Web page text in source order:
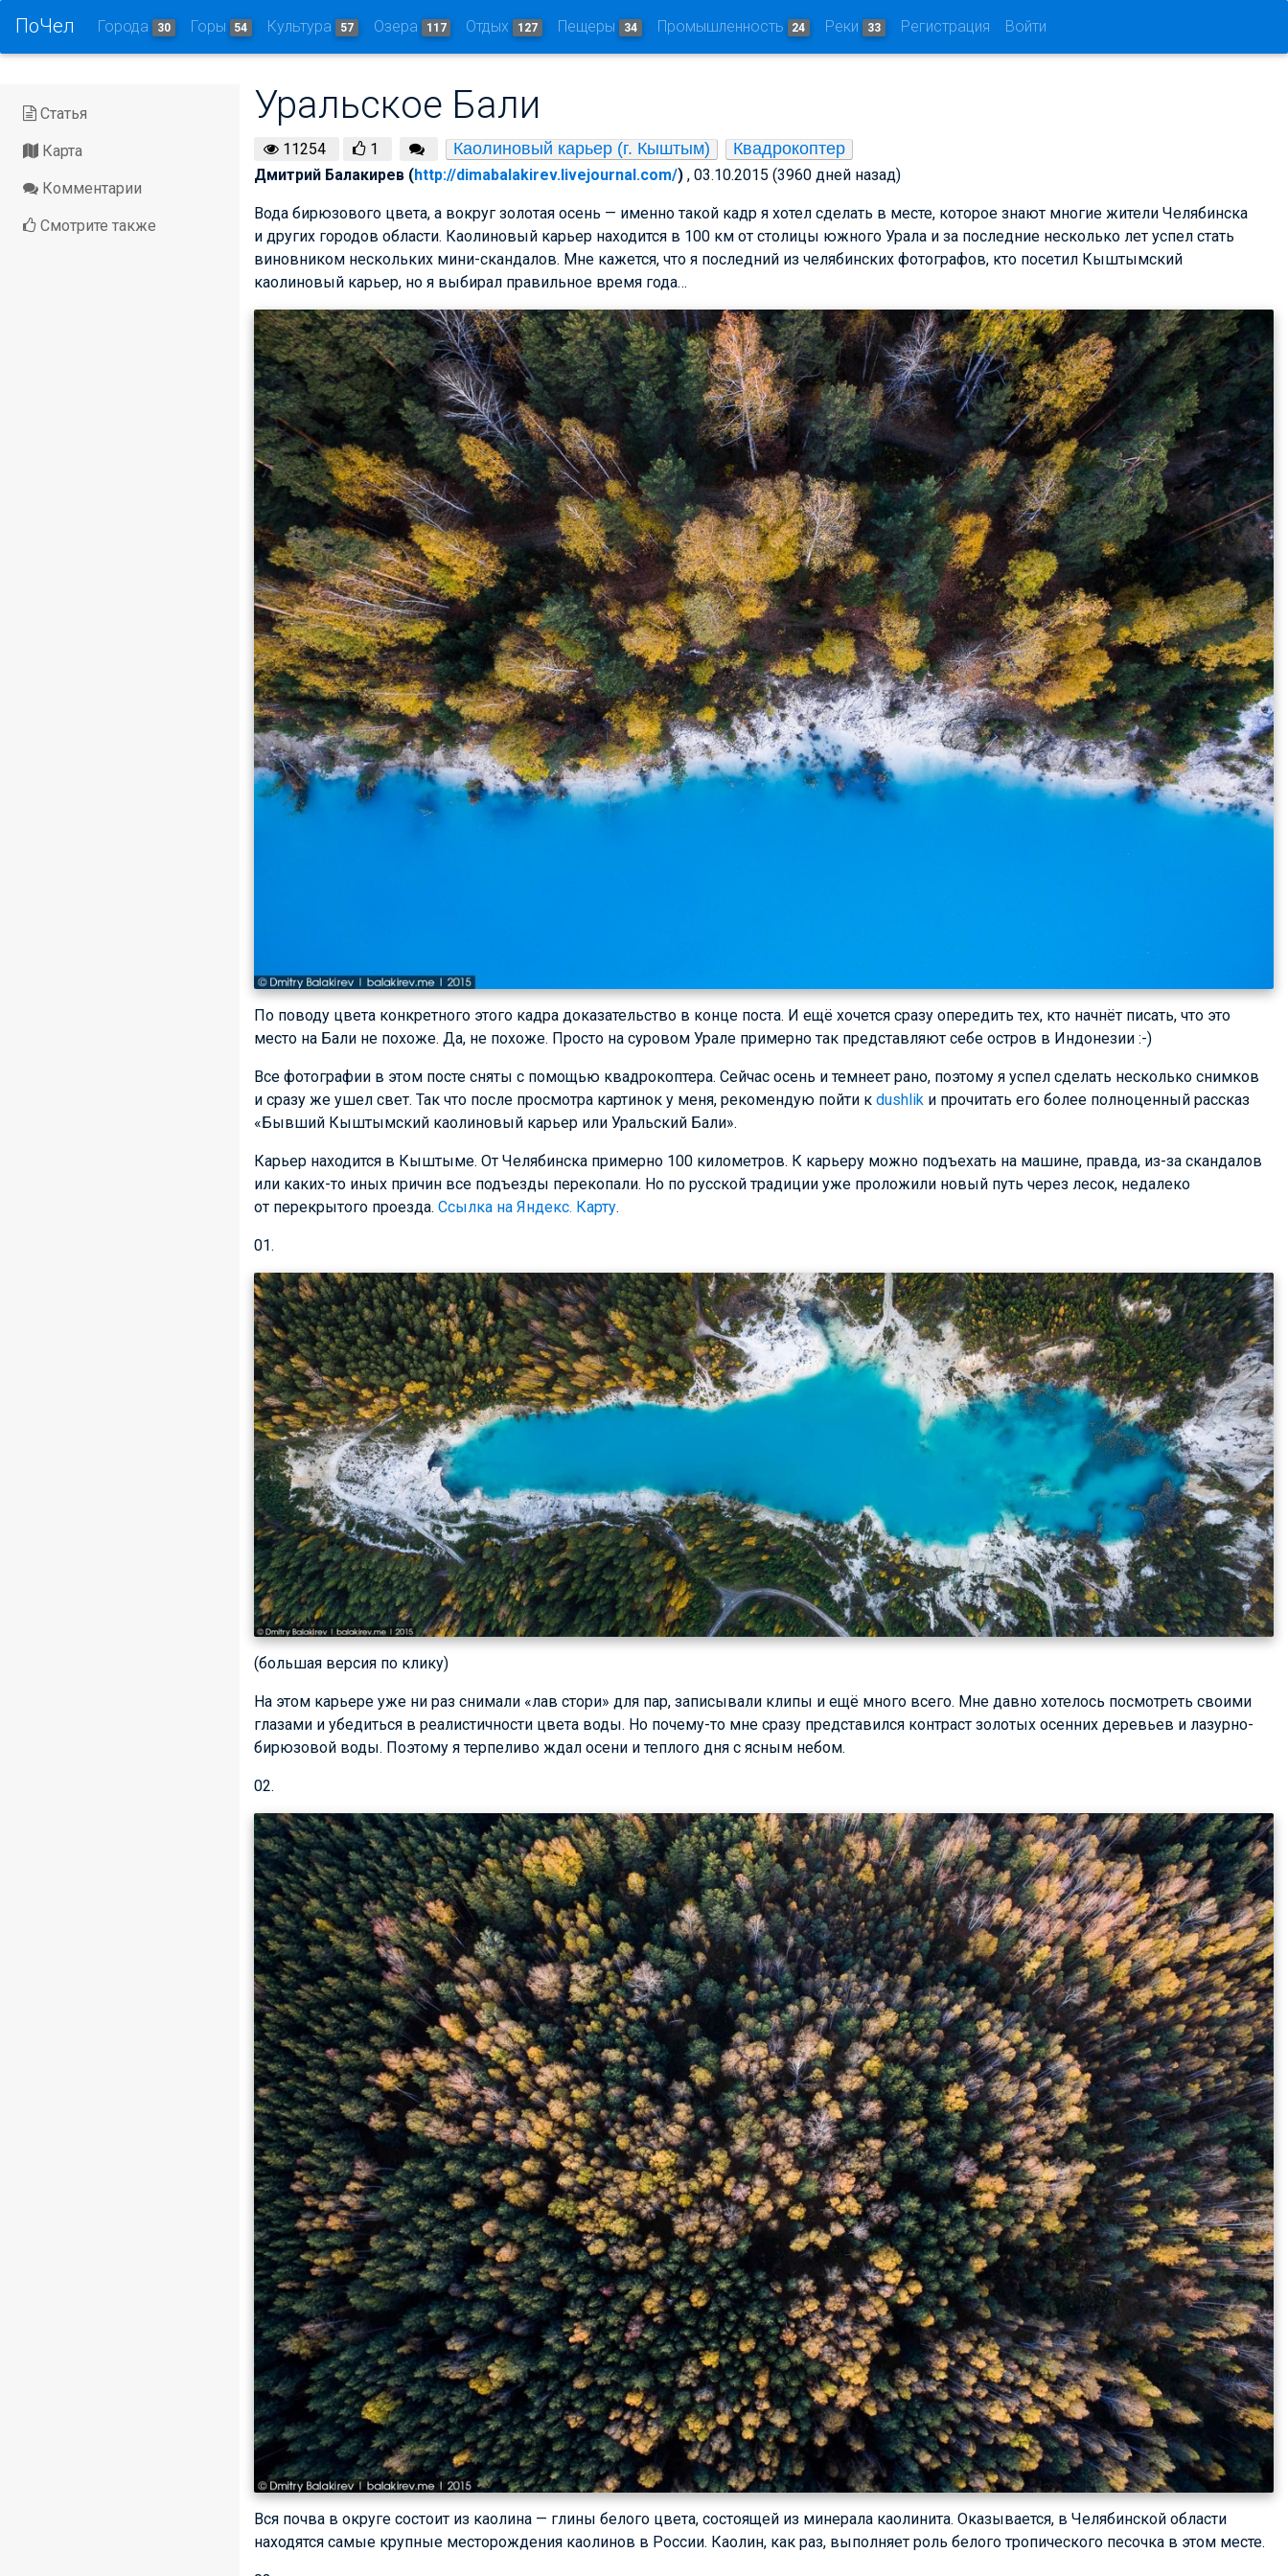
ПоЧел Города 30 Горы 54 Культура 57 Озера 117 Отдых 127 Пещеры 34 Промышленность 24 Реки 33 Регистрация Войти
Статья
Карта
Комментарии
Смотрите также
Уральское Бали
11254 1 Каолиновый карьер (г. Кыштым) Квадрокоптер
Дмитрий Балакирев (http://dimabalakirev.livejournal.com/) , 03.10.2015 (3960 дней назад)
Вода бирюзового цвета, а вокруг золотая осень — именно такой кадр я хотел сделать в месте, которое знают многие жители Челябинска
и других городов области. Каолиновый карьер находится в 100 км от столицы южного Урала и за последние несколько лет успел стать
виновником нескольких мини-скандалов. Мне кажется, что я последний из челябинских фотографов, кто посетил Кыштымский
каолиновый карьер, но я выбирал правильное время года…
По поводу цвета конкретного этого кадра доказательство в конце поста. И ещё хочется сразу опередить тех, кто начнёт писать, что это
место на Бали не похоже. Да, не похоже. Просто на суровом Урале примерно так представляют себе остров в Индонезии :-)
Все фотографии в этом посте сняты с помощью квадрокоптера. Сейчас осень и темнеет рано, поэтому я успел сделать несколько снимков
и сразу же ушел свет. Так что после просмотра картинок у меня, рекомендую пойти к dushlik и прочитать его более полноценный рассказ
«Бывший Кыштымский каолиновый карьер или Уральский Бали».
Карьер находится в Кыштыме. От Челябинска примерно 100 километров. К карьеру можно подъехать на машине, правда, из-за скандалов
или каких-то иных причин все подъезды перекопали. Но по русской традиции уже проложили новый путь через лесок, недалеко
от перекрытого проезда. Ссылка на Яндекс. Карту.
01.
(большая версия по клику)
На этом карьере уже ни раз снимали «лав стори» для пар, записывали клипы и ещё много всего. Мне давно хотелось посмотреть своими
глазами и убедиться в реалистичности цвета воды. Но почему-то мне сразу представился контраст золотых осенних деревьев и лазурно-
бирюзовой воды. Поэтому я терпеливо ждал осени и теплого дня с ясным небом.
02.
Вся почва в округе состоит из каолина — глины белого цвета, состоящей из минерала каолинита. Оказывается, в Челябинской области
находятся самые крупные месторождения каолинов в России. Каолин, как раз, выполняет роль белого тропического песочка в этом месте.